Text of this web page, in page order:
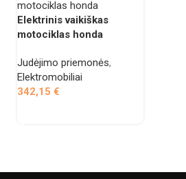
Elektrinis vaikiškas
motociklas honda
Judėjimo priemonės,
Elektromobiliai
342,15 €